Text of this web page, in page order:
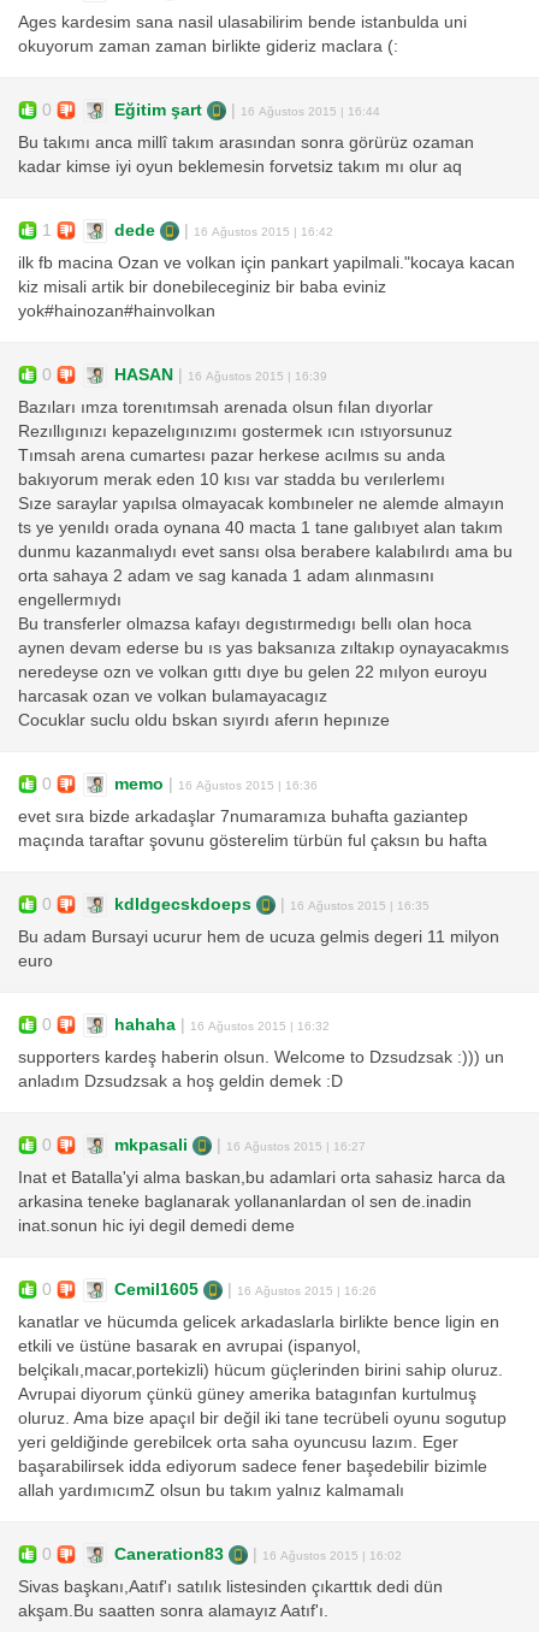
Ages kardesim sana nasil ulasabilirim bende istanbulda uni
okuyorum zaman zaman birlikte gideriz maclara (:
0 Eğitim şart | 16 Ağustos 2015 | 16:44
Bu takımı anca millî takım arasından sonra görürüz ozaman
kadar kimse iyi oyun beklemesin forvetsiz takım mı olur aq
1 dede | 16 Ağustos 2015 | 16:42
ilk fb macina Ozan ve volkan için pankart yapilmali."kocaya kacan
kiz misali artik bir donebileceginiz bir baba eviniz
yok#hainozan#hainvolkan
0 HASAN | 16 Ağustos 2015 | 16:39
Bazıları ımza torenıtımsah arenada olsun fılan dıyorlar
Rezıllıgınızı kepazelıgınızımı gostermek ıcın ıstıyorsunuz
Tımsah arena cumartesı pazar herkese acılmıs su anda
bakıyorum merak eden 10 kısı var stadda bu verılerlemı
Sıze saraylar yapılsa olmayacak kombıneler ne alemde almayın
ts ye yenıldı orada oynana 40 macta 1 tane galıbıyet alan takım
dunmu kazanmalıydı evet sansı olsa berabere kalabılırdı ama bu
orta sahaya 2 adam ve sag kanada 1 adam alınmasını
engellermıydı
Bu transferler olmazsa kafayı degıstırmedıgı bellı olan hoca
aynen devam ederse bu ıs yas baksanıza zıltakıp oynayacakmıs
neredeyse ozn ve volkan gıttı dıye bu gelen 22 mılyon euroyu
harcasak ozan ve volkan bulamayacagız
Cocuklar suclu oldu bskan sıyırdı aferın hepınıze
0 memo | 16 Ağustos 2015 | 16:36
evet sıra bizde arkadaşlar 7numaramıza buhafta gaziantep
maçında taraftar şovunu gösterelim türbün ful çaksın bu hafta
0 kdldgecskdoeps | 16 Ağustos 2015 | 16:35
Bu adam Bursayi ucurur hem de ucuza gelmis degeri 11 milyon
euro
0 hahaha | 16 Ağustos 2015 | 16:32
supporters kardeş haberin olsun. Welcome to Dzsudzsak :))) un
anladım Dzsudzsak a hoş geldin demek :D
0 mkpasali | 16 Ağustos 2015 | 16:27
Inat et Batalla'yi alma baskan,bu adamlari orta sahasiz harca da
arkasina teneke baglanarak yollananlardan ol sen de.inadin
inat.sonun hic iyi degil demedi deme
0 Cemil1605 | 16 Ağustos 2015 | 16:26
kanatlar ve hücumda gelicek arkadaslarla birlikte bence ligin en
etkili ve üstüne basarak en avrupai (ispanyol,
belçikalı,macar,portekizli) hücum güçlerinden birini sahip oluruz.
Avrupai diyorum çünkü güney amerika batagınfan kurtulmuş
oluruz. Ama bize apaçıl bir değil iki tane tecrübeli oyunu sogutup
yeri geldiğinde gerebilcek orta saha oyuncusu lazım. Eger
başarabilirsek idda ediyorum sadece fener başedebilir bizimle
allah yardımıcımZ olsun bu takım yalnız kalmamalı
0 Caneration83 | 16 Ağustos 2015 | 16:02
Sivas başkanı,Aatıf'ı satılık listesinden çıkarttık dedi dün
akşam.Bu saatten sonra alamayız Aatıf'ı.